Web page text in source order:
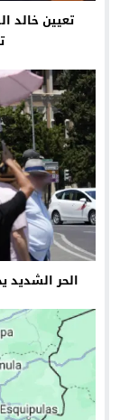
تعيين خالد
الحر الشديد يخلف 212 وفاة في إسبانيا